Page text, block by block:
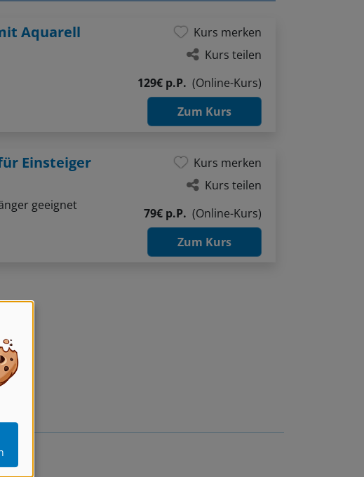
Aquarell
Kurs merken
Kurs teilen
129€ p.P.
(Online-Kurs)
Zum Kurs
Einsteiger
geeignet
Kurs merken
Kurs teilen
79€ p.P.
(Online-Kurs)
Zum Kurs